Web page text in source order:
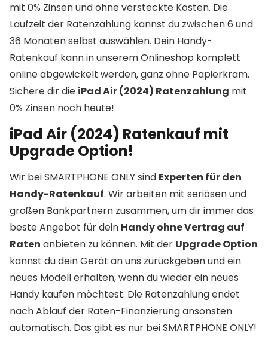
mit 0% Zinsen und ohne versteckte Kosten. Die
Laufzeit der Ratenzahlung kannst du zwischen 6 und
36 Monaten selbst auswählen. Dein Handy-
Ratenkauf kann in unserem Onlineshop komplett
online abgewickelt werden, ganz ohne Papierkram.
Sichere dir die iPad Air (2024) Ratenzahlung mit
0% Zinsen noch heute!
iPad Air (2024) Ratenkauf mit
Upgrade Option!
Wir bei SMARTPHONE ONLY sind Experten für den
Handy-Ratenkauf. Wir arbeiten mit seriösen und
großen Bankpartnern zusammen, um dir immer das
beste Angebot für dein Handy ohne Vertrag auf
Raten anbieten zu können. Mit der Upgrade Option
kannst du dein Gerät an uns zurückgeben und ein
neues Modell erhalten, wenn du wieder ein neues
Handy kaufen möchtest. Die Ratenzahlung endet
nach Ablauf der Raten-Finanzierung ansonsten
automatisch. Das gibt es nur bei SMARTPHONE ONLY!